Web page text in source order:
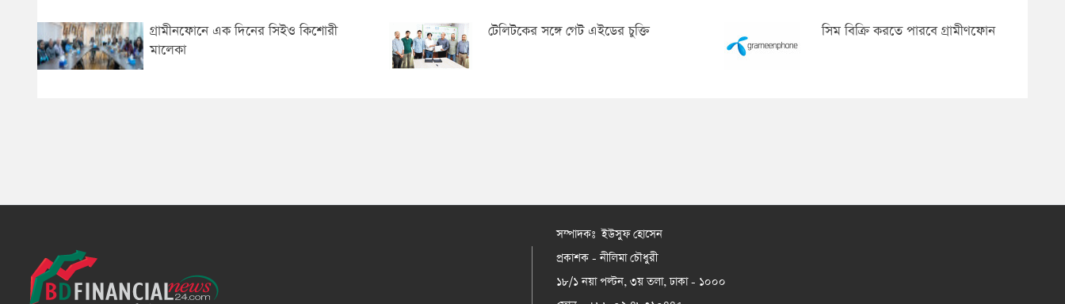
গ্রামীনফোনে এক দিনের সিইও কিশোরী
মালেকা
টেলিটকের সঙ্গে গেট এইডের চুক্তি সিম বিক্রি করতে পারবে গ্রামীণফোন
সম্পাদকঃ ইউসুফ হোসেন
প্রকাশক - নীলিমা চৌধুরী
১৮/১ নয়া পল্টন, ৩য় তলা, ঢাকা - ১০০০